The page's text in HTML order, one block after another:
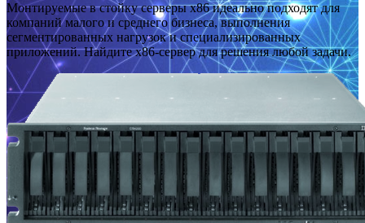
Монтируемые в стойку серверы x86 идеально подходят для
компаний малого и среднего бизнеса, выполнения
сегментированных нагрузок и специализированных
приложений. Найдите x86-сервер для решения любой задачи.